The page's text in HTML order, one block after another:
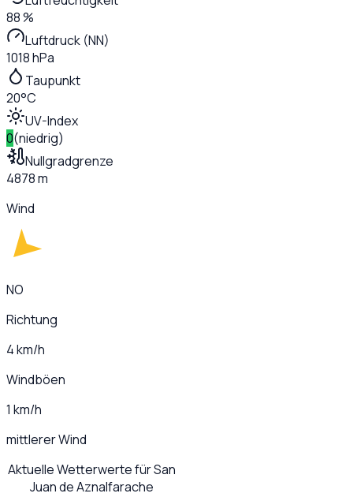
88 %
Luftdruck (NN)
1018 hPa
Taupunkt
20°C
UV-Index
0(niedrig)
Nullgradgrenze
4878 m
Wind
NO
Richtung
4 km/h
Windböen
1 km/h
mittlerer Wind
Aktuelle Wetterwerte fürSan
Juan de Aznalfarache